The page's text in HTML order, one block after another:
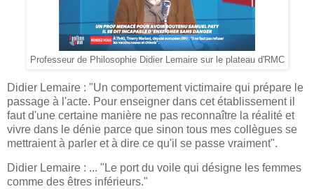
Professeur de Philosophie Didier Lemaire sur le plateau d'RMC
Didier Lemaire : "Un comportement victimaire qui prépare le
passage à l'acte. Pour enseigner dans cet établissement il
faut d'une certaine manière ne pas reconnaître la réalité et
vivre dans le dénie parce que sinon tous mes collègues se
mettraient à parler et à dire ce qu'il se passe vraiment".
Didier Lemaire : ... "Le port du voile qui désigne les femmes
comme des êtres inférieurs."